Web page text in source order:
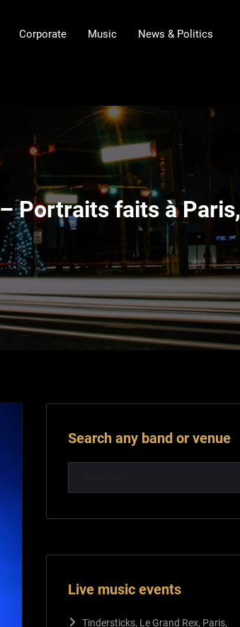
Corporate Music News & Politics
Portraits faits à Paris,
Search any band or venue
Live music events
Tindersticks, Le Grand Rex, Paris,